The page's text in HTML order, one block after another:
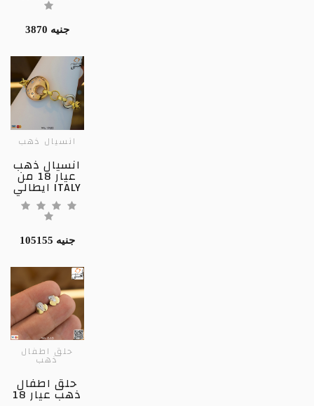
3870 جنيه
انسيال ذهب
انسيال ذهب
عيار 18 من
ايطالي ITALY
105155 جنيه
حلق اطفال
ذهب
حلق اطفال
ذهب عيار 18